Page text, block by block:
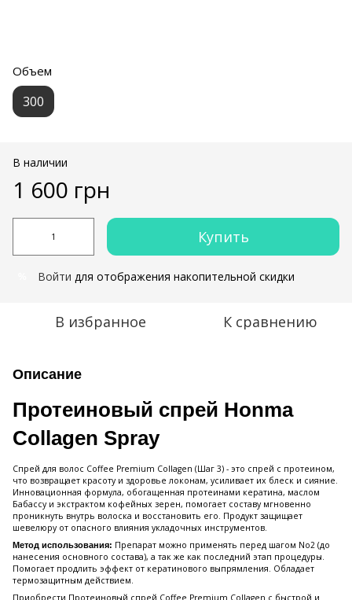
Объем
300
В наличии
1 600 грн
Купить
Войти для отображения накопительной скидки
В избранное К сравнению
Описание
Протеиновый спрей Honma
Collagen Spray
Спрей для волос Coffee Premium Collagen (Шаг 3) - это спрей с протеином,
что возвращает красоту и здоровье локонам, усиливает их блеск и сияние.
Инновационная формула, обогащенная протеинами кератина, маслом
Бабассу и экстрактом кофейных зерен, помогает составу мгновенно
проникнуть внутрь волоска и восстановить его. Продукт защищает
шевелюру от опасного влияния укладочных инструментов.
Метод использования: Препарат можно применять перед шагом No2 (до
нанесения основного состава), а так же как последний этап процедуры.
Помогает продлить эффект от кератинового выпрямления. Обладает
термозащитным действием.
Приобрести Протеиновый спрей Coffee Premium Collagen с быстрой и